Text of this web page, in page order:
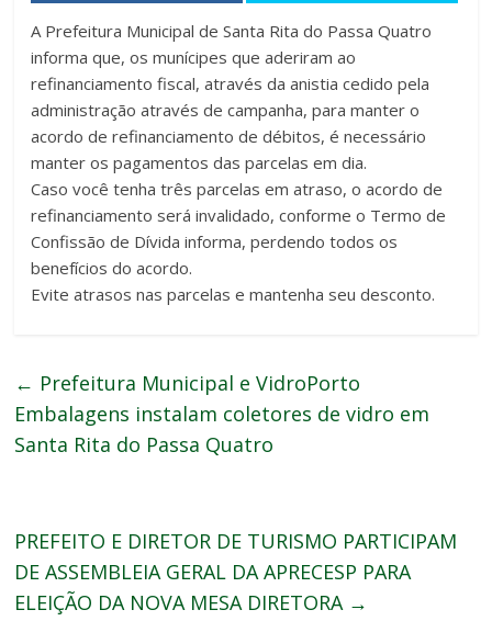
A Prefeitura Municipal de Santa Rita do Passa Quatro
informa que, os munícipes que aderiram ao
refinanciamento fiscal, através da anistia cedido pela
administração através de campanha, para manter o
acordo de refinanciamento de débitos, é necessário
manter os pagamentos das parcelas em dia.
Caso você tenha três parcelas em atraso, o acordo de
refinanciamento será invalidado, conforme o Termo de
Confissão de Dívida informa, perdendo todos os
benefícios do acordo.
Evite atrasos nas parcelas e mantenha seu desconto.
← Prefeitura Municipal e VidroPorto
Embalagens instalam coletores de vidro em
Santa Rita do Passa Quatro
PREFEITO E DIRETOR DE TURISMO PARTICIPAM
DE ASSEMBLEIA GERAL DA APRECESP PARA
ELEIÇÃO DA NOVA MESA DIRETORA →